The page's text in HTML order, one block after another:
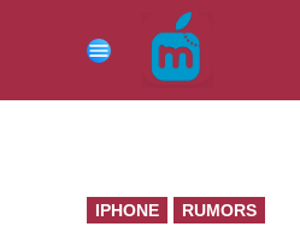
contenuto
Menu
PUBBLICATO
IN
IPHONE RUMORS